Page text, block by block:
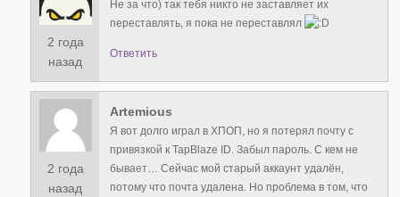
2 года
назад
Не за что) так тебя никто не заставляет их
переставлять, я пока не переставлял
Ответить
2 года
назад
Artemious
Я вот долго играл в ХПОП, но я потерял почту с
привязкой к TapBlaze ID. Забыл пароль. С кем не
бывает… Сейчас мой старый аккаунт удалён,
потому что почта удалена. Но проблема в том, что